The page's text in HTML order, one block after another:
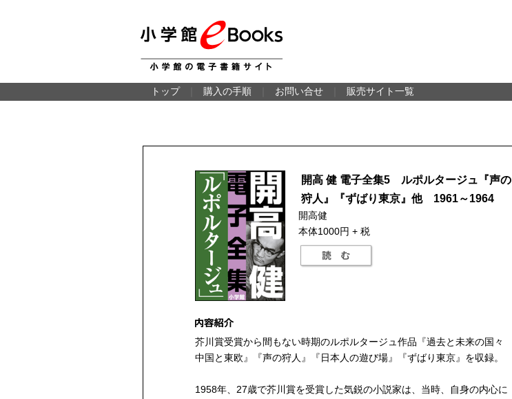
トップ 購入の手順 お問い合せ 販売サイト一覧
開高 健 電子全集5 ルポルタージュ『声の
狩人』『ずばり東京』他 1961～1964
開高健
本体1000円 + 税
芥川賞受賞から間もない時期のルポルタージュ作品『過去と未来の国々
中国と東欧』『声の狩人』『日本人の遊び場』『ずばり東京』を収録。
1958年、27歳で芥川賞を受賞した気鋭の小説家は、当時、自身の内心に